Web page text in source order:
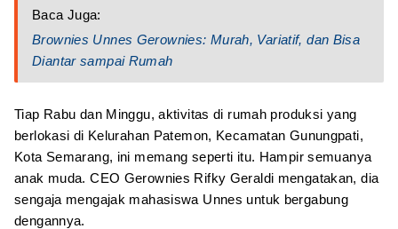
Baca Juga:
Brownies Unnes Gerownies: Murah, Variatif, dan Bisa
Diantar sampai Rumah
Tiap Rabu dan Minggu, aktivitas di rumah produksi yang
berlokasi di Kelurahan Patemon, Kecamatan Gunungpati,
Kota Semarang, ini memang seperti itu. Hampir semuanya
anak muda. CEO Gerownies Rifky Geraldi mengatakan, dia
sengaja mengajak mahasiswa Unnes untuk bergabung
dengannya.